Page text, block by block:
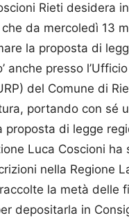
Rieti desidera
da mercoledì 13
la proposta di
anche presso
del Comune di
portando con sé
proposta di legge
Luca Coscioni ha
nella Regione
la metà delle
depositarla in